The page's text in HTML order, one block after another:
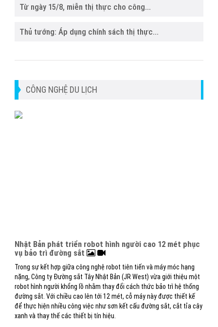
Từ ngày 15/8, miễn thị thực cho công...
Thủ tướng: Áp dụng chính sách thị thực...
CÔNG NGHỆ DU LỊCH
Nhật Bản phát triển robot hình người cao 12 mét phục
vụ bảo trì đường sắt
Trong sự kết hợp giữa công nghệ robot tiên tiến và máy móc hạng
nặng, Công ty Đường sắt Tây Nhật Bản (JR West) vừa giới thiệu một
robot hình người khổng lồ nhằm thay đổi cách thức bảo trì hệ thống
đường sắt. Với chiều cao lên tới 12 mét, cỗ máy này được thiết kế
để thực hiện nhiều công việc như sơn kết cấu đường sắt, cắt tỉa cây
xanh và thay thế các thiết bị tín hiệu.